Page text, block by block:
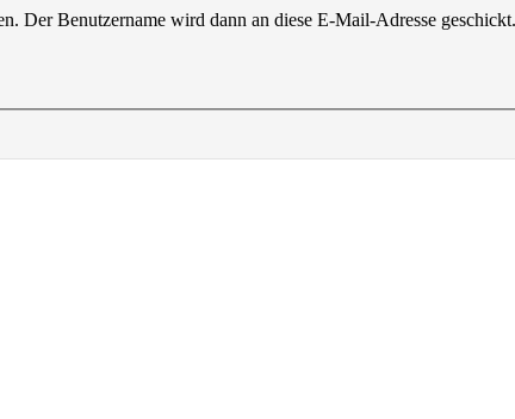
Der Benutzername wird dann an diese E-Mail-Adresse geschickt.